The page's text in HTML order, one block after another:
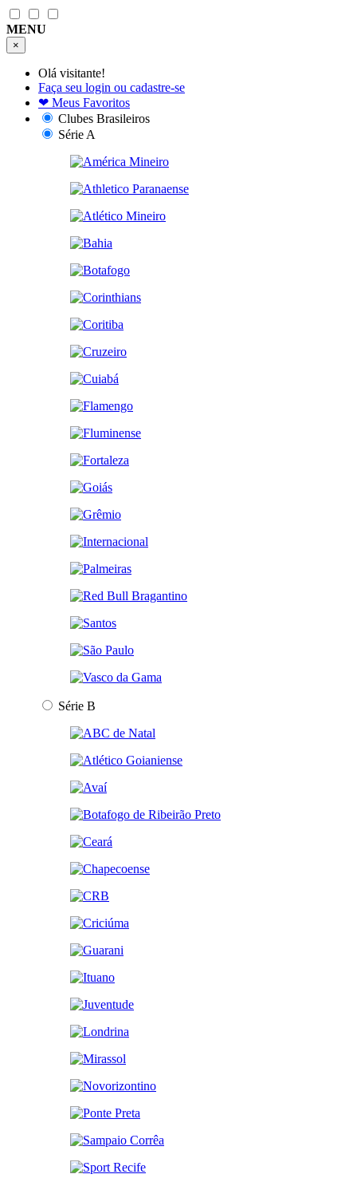
MENU
×
Olá visitante!
Faça seu login ou cadastre-se
❤ Meus Favoritos
Clubes Brasileiros
Série A
Série B